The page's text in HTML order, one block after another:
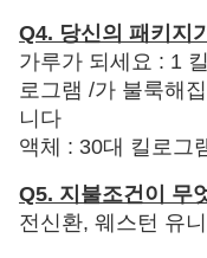
Q4. 당신의 패키지
가루가 되세요 : 1
로그램 /가 불룩해
니다
액체 : 30대 킬로그
Q5. 지불조건이 무
전신환, 웨스턴 유